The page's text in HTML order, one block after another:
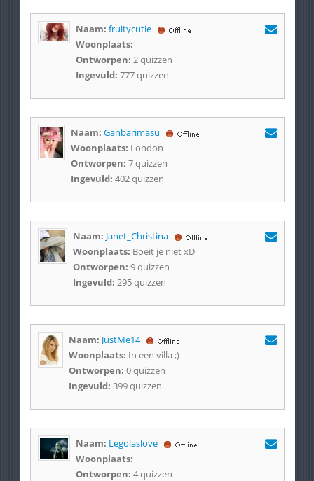
Naam: fruitycutie
Woonplaats:
Ontworpen: 2 quizzen
Ingevuld: 777 quizzen
Naam: Ganbarimasu
Woonplaats: London
Ontworpen: 7 quizzen
Ingevuld: 402 quizzen
Naam: Janet_Christina
Woonplaats: Boeit je niet xD
Ontworpen: 9 quizzen
Ingevuld: 295 quizzen
Naam: JustMe14
Woonplaats: In een villa ;)
Ontworpen: 0 quizzen
Ingevuld: 399 quizzen
Naam: Legolaslove
Woonplaats:
Ontworpen: 4 quizzen